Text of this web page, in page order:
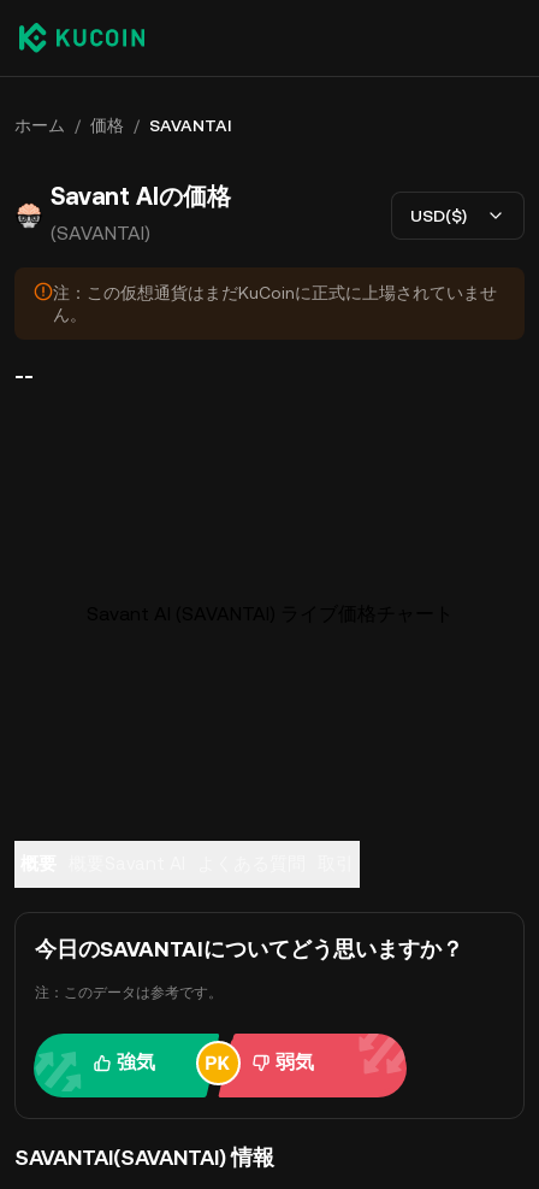
ホーム / 価格 / SAVANTAI
Savant AIの価格
(SAVANTAI)
USD($)
注：この仮想通貨はまだKuCoinに正式に上場されていませ
ん。
--
今日のSAVANTAIについてどう思いますか？
注：このデータは参考です。
強気 弱気
SAVANTAI(SAVANTAI) 情報